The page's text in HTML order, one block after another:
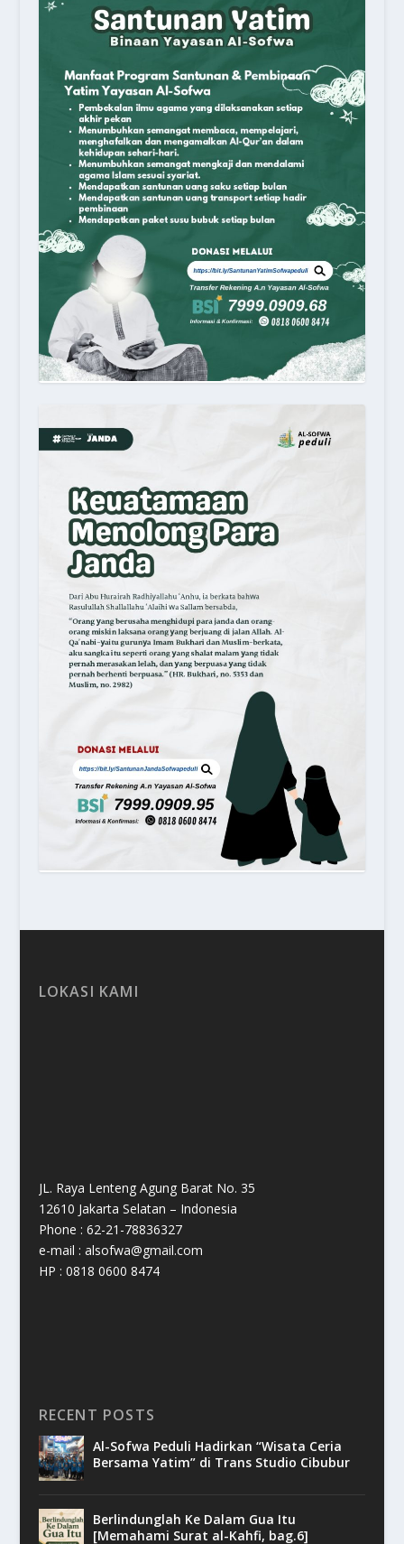
LOKASI KAMI
JL. Raya Lenteng Agung Barat No. 35
12610 Jakarta Selatan – Indonesia
Phone : 62-21-78836327
e-mail : alsofwa@gmail.com
HP : 0818 0600 8474
RECENT POSTS
Al-Sofwa Peduli Hadirkan “Wisata Ceria
Bersama Yatim” di Trans Studio Cibubur
Berlindunglah Ke Dalam Gua Itu
[Memahami Surat al-Kahfi, bag.6]